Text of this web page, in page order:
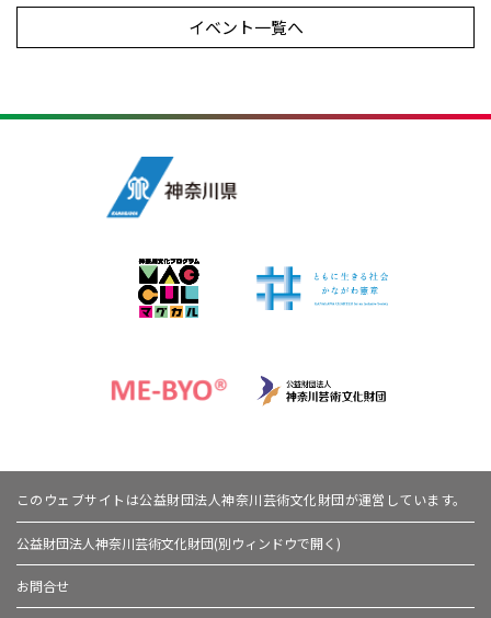
イベント一覧へ
このウェブサイトは公益財団法人神奈川芸術文化財団が運営しています。
公益財団法人神奈川芸術文化財団(別ウィンドウで開く)
お問合せ